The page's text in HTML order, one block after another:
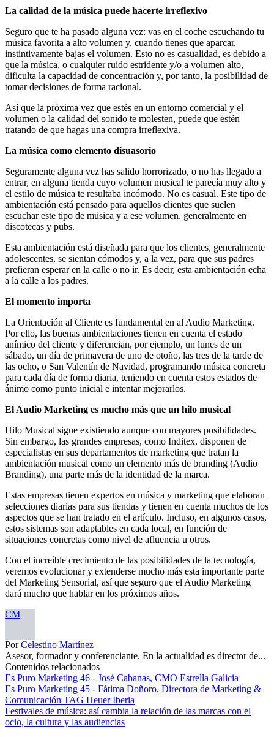
La calidad de la música puede hacerte irreflexivo
Seguro que te ha pasado alguna vez: vas en el coche escuchando tu
música favorita a alto volumen y, cuando tienes que aparcar,
instintivamente bajas el volumen. Esto no es casualidad, es debido a
que la música, o cualquier ruido estridente y/o a volumen alto,
dificulta la capacidad de concentración y, por tanto, la posibilidad de
tomar decisiones de forma racional.
Así que la próxima vez que estés en un entorno comercial y el
volumen o la calidad del sonido te molesten, puede que estén
tratando de que hagas una compra irreflexiva.
La música como elemento disuasorio
Seguramente alguna vez has salido horrorizado, o no has llegado a
entrar, en alguna tienda cuyo volumen musical te parecía muy alto y
el estilo de música te resultaba incómodo. No es casual. Este tipo de
ambientación está pensado para aquellos clientes que suelen
escuchar este tipo de música y a ese volumen, generalmente en
discotecas y pubs.
Esta ambientación está diseñada para que los clientes, generalmente
adolescentes, se sientan cómodos y, a la vez, para que sus padres
prefieran esperar en la calle o no ir. Es decir, esta ambientación echa
a la calle a los padres.
El momento importa
La Orientación al Cliente es fundamental en al Audio Marketing.
Por ello, las buenas ambientaciones tienen en cuenta el estado
anímico del cliente y diferencian, por ejemplo, un lunes de un
sábado, un día de primavera de uno de otoño, las tres de la tarde de
las ocho, o San Valentín de Navidad, programando música concreta
para cada día de forma diaria, teniendo en cuenta estos estados de
ánimo como punto inicial e intentar mejorarlos.
El Audio Marketing es mucho más que un hilo musical
Hilo Musical sigue existiendo aunque con mayores posibilidades.
Sin embargo, las grandes empresas, como Inditex, disponen de
especialistas en sus departamentos de marketing que tratan la
ambientación musical como un elemento más de branding (Audio
Branding), una parte más de la identidad de la marca.
Estas empresas tienen expertos en música y marketing que elaboran
selecciones diarias para sus tiendas y tienen en cuenta muchos de los
aspectos que se han tratado en el artículo. Incluso, en algunos casos,
estos sistemas son adaptables en cada local, en función de
situaciones concretas como nivel de afluencia u otros.
Con el increíble crecimiento de las posibilidades de la tecnología,
veremos evolucionar y extenderse mucho más esta importante parte
del Marketing Sensorial, así que seguro que el Audio Marketing
dará mucho que hablar en los próximos años.
CM
PorCelestino Martínez
Asesor, formador y conferenciante. En la actualidad es director de...
Contenidos relacionados
Es Puro Marketing 46 - José Cabanas, CMO Estrella Galicia
Es Puro Marketing 45 - Fátima Doñoro, Directora de Marketing &
Comunicación TAG Heuer Iberia
Festivales de música: así cambia la relación de las marcas con el
ocio, la cultura y las audiencias